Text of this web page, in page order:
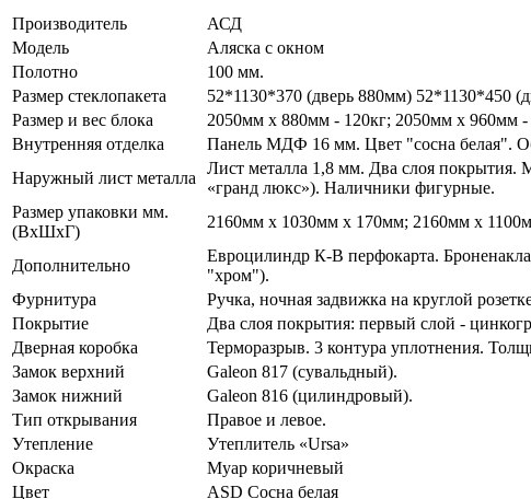
Производитель
АСД
Модель
Аляска с окном
Полотно
100 мм.
Размер стеклопакета
52*1130*370 (дверь 880мм) 52*1130*450
Размер и вес блока
2050мм х 880мм - 120кг; 2050мм х 960мм -
Внутренняя отделка
Панель МДФ 16 мм. Цвет "сосна белая".
Наружный лист металла
Лист металла 1,8 мм. Два слоя покрытия.
«гранд люкс»). Наличники фигурные.
Размер упаковки мм.
(ВхШхГ)
2160мм х 1030мм х 170мм; 2160мм х
Дополнительно
Евроцилиндр К-В перфокарта.
"хром").
Фурнитура
Ручка, ночная задвижка на круглой
Покрытие
Два слоя покрытия: первый слой -
Дверная коробка
Терморазрыв. 3 контура уплотнения.
Замок верхний
Galeon 817 (сувальдный).
Замок нижний
Galeon 816 (цилиндровый).
Тип открывания
Правое и левое.
Утепление
Утеплитель «Ursa»
Окраска
Муар коричневый
Цвет
ASD Сосна белая